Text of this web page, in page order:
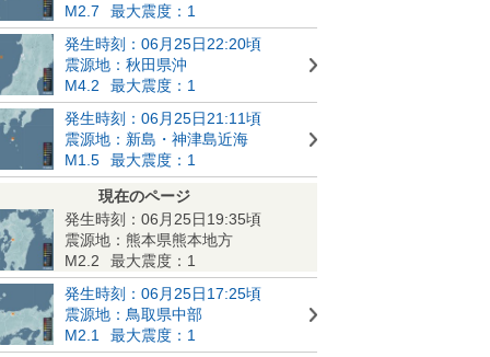
M2.7
最大震度：1
発生時刻：06月25日22:20頃
震源地：秋田県沖
M4.2
最大震度：1
発生時刻：06月25日21:11頃
震源地：新島・神津島近海
M1.5
最大震度：1
現在のページ
発生時刻：06月25日19:35頃
震源地：熊本県熊本地方
M2.2
最大震度：1
発生時刻：06月25日17:25頃
震源地：鳥取県中部
M2.1
最大震度：1